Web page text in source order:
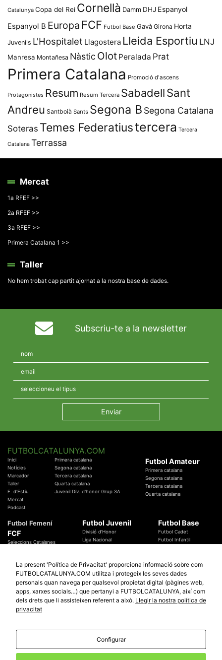
Catalunya Copa del Rei Cornellà Damm DHJ Espanyol
Espanyol B Europa FCF Futbol Base Gavà Girona Horta
Juvenils L'Hospitalet Llagostera Lleida Esportiu LNJ
Manresa Montañesa Nàstic Olot Peralada Prat
Primera Catalana Promoció d'ascens
Protagonistes Resum Resum Tercera SabadellSant
Andreu Santboià Sants Segona B Segona Catalana
Soteras Temes Federatiustercera Tercera
Catalana Terrassa
Mercat
1a RFEF >>
2a RFEF >>
3a RFEF >>
Primera Catalana 1 >>
Taller
No hem trobat cap partit ajornat a la nostra base de dades.
Subscriu-te a la newsletter
FUTBOLCATALUNYA.COM
Inici
Notícies
Marcador
Taller
F. d'Estiu
Mercat
Podcast
Primera catalana
Segona catalana
Tercera catalana
Quarta catalana
Juvenil Div. d'honor Grup 3A
Futbol Amateur
Primera catalana
Segona catalana
Tercera catalana
Quarta catalana
Futbol Femení
FCF
Seleccions Catalanes
Temes Federatius
Futbol Juvenil
Divisió d'Honor
Liga Nacional
Futbol Base
Futbol Cadet
Futbol Infantil
Futbol Catalunya
Promocions
Sortejos
Participació
Especials
Copa Catalunya Absoluta 2019
Copa del Rei 2019 - 2020
© 2010 - 2026FutbolCatalunya.com
La present 'Política de Privacitat' proporciona informació sobre com
FUTBOLCATALUNYA.COM utilitza i protegeix les seves dades
personals quan navega per qualsevol propietat digital (pàgines web,
apps, xarxes socials…) que pertanyi a FUTBOLCATALUNYA, així com
dels drets que li assisteixen referent a això. Llegir la nostra política de
privacitat
Configurar